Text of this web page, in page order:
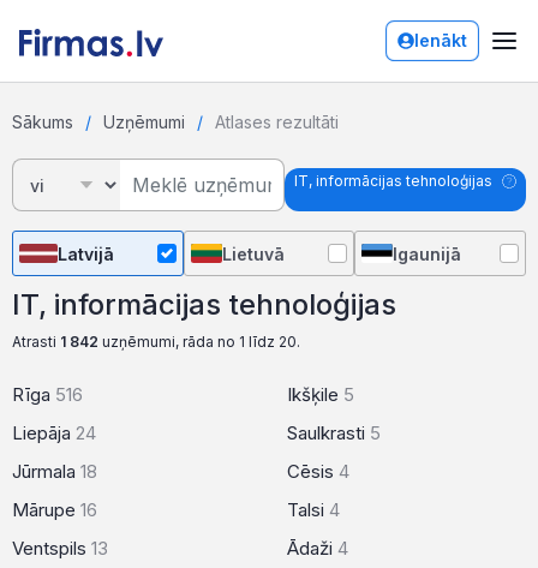
Ienākt
Sākums Uzņēmumi Atlases rezultāti
IT, informācijas tehnoloģijas
Latvijā Lietuvā Igaunijā
IT, informācijas tehnoloģijas
Atrasti 1 842 uzņēmumi, rāda no 1 līdz 20.
Rīga 516
Liepāja 24
Jūrmala 18
Mārupe 16
Ventspils 13
Ikšķile 5
Saulkrasti 5
Cēsis 4
Talsi 4
Ādaži 4